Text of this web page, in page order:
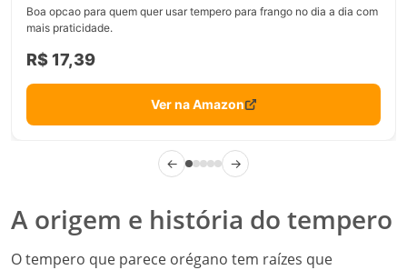
Boa opcao para quem quer usar tempero para frango no dia a dia com
mais praticidade.
R$ 17,39
Ver na Amazon
← →
A origem e história do tempero
O tempero que parece orégano tem raízes que